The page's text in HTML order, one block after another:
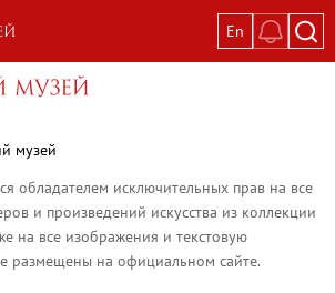
En
Образ женщины в русском
Кончаловский. Сад в цвету
Шишкин. Русский лес
Тропинин
Санкт-Петербурга в
музей
обладателем исключительных прав на все
и произведений искусства из коллекции
на все изображения и текстовую
размещены на официальном сайте.